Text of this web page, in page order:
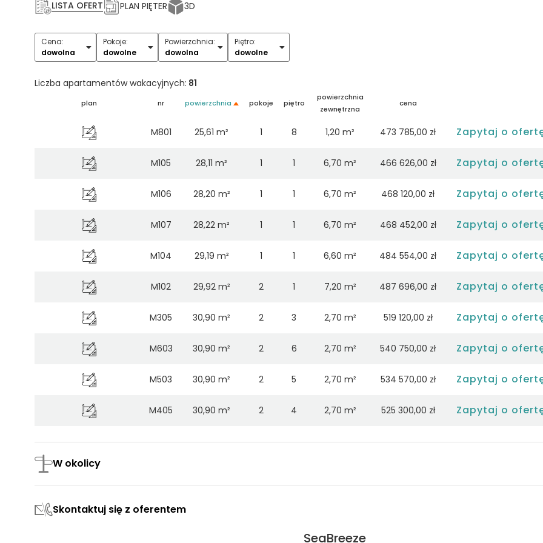
LISTA OFERT PLAN PIĘTER 3D
Cena:
dowolna
Pokoje:
dowolne
1 2 4 5+
Powierzchnia:
dowolna
Piętro:
dowolne
Liczba apartamentów wakacyjnych: 81
plan nr powierzchnia pokoje piętro
powierzchnia
zewnętrzna
cena
M801 25,61 m² 1 8 1,20 m² 473 785,00 zł Zapytaj o
M105 28,11 m² 1 1 6,70 m² 466 626,00 zł Zapytaj o
M106 28,20 m² 1 1 6,70 m² 468 120,00 zł Zapytaj o
M107 28,22 m² 1 1 6,70 m² 468 452,00 zł Zapytaj o
M104 29,19 m² 1 1 6,60 m² 484 554,00 zł Zapytaj o
M102 29,92 m² 2 1 7,20 m² 487 696,00 zł Zapytaj o
M305 30,90 m² 2 3 2,70 m² 519 120,00 zł Zapytaj o
M603 30,90 m² 2 6 2,70 m² 540 750,00 zł Zapytaj o
M503 30,90 m² 2 5 2,70 m² 534 570,00 zł Zapytaj o
M405 30,90 m² 2 4 2,70 m² 525 300,00 zł Zapytaj o
M703 30,90 m² 2 7 2,70 m² 550 020,00 zł Zapytaj o
2,70 m²
W okolicy
Skontaktuj się z oferentem
SeaBreeze